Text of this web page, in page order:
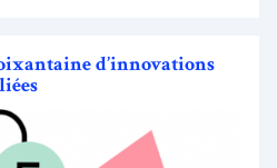
d’innovations